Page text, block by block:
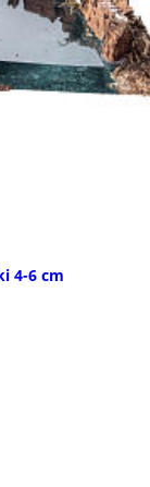
4-6 cm